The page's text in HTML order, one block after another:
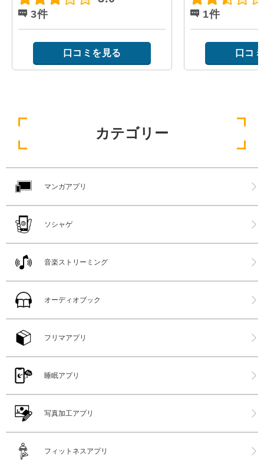
3件
口コミを見る
1件
口コ
カテゴリー
マンガアプリ
ソシャゲ
音楽ストリーミング
オーディオブック
フリマアプリ
睡眠アプリ
写真加工アプリ
フィットネスアプリ